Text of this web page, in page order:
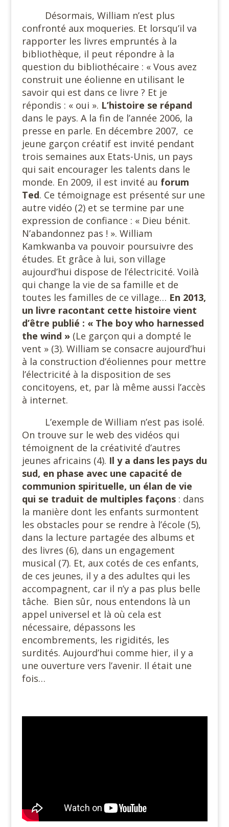
Désormais, William n’est plus
confronté aux moqueries. Et lorsqu’il va
rapporter les livres empruntés à la
bibliothèque, il peut répondre à la
question du bibliothécaire : « Vous avez
construit une éolienne en utilisant le
savoir qui est dans ce livre ? Et je
répondis : « oui ». L’histoire se répand
dans le pays. A la fin de l’année 2006, la
presse en parle. En décembre 2007, ce
jeune garçon créatif est invité pendant
trois semaines aux Etats-Unis, un pays
qui sait encourager les talents dans le
monde. En 2009, il est invité au forum
Ted. Ce témoignage est présenté sur une
autre vidéo (2) et se termine par une
expression de confiance : « Dieu bénit.
N’abandonnez pas ! ». William
Kamkwanba va pouvoir poursuivre des
études. Et grâce à lui, son village
aujourd’hui dispose de l’électricité. Voilà
qui change la vie de sa famille et de
toutes les familles de ce village… En 2013,
un livre racontant cette histoire vient
d’être publié : « The boy who harnessed
the wind » (Le garçon qui a dompté le
vent » (3). William se consacre aujourd’hui
à la construction d’éoliennes pour mettre
l’électricité à la disposition de ses
concitoyens, et, par là même aussi l’accès
à internet.
L’exemple de William n’est pas isolé.
On trouve sur le web des vidéos qui
témoignent de la créativité d’autres
jeunes africains (4). Il y a dans les pays du
sud, en phase avec une capacité de
communion spirituelle, un élan de vie
qui se traduit de multiples façons: dans
la manière dont les enfants surmontent
les obstacles pour se rendre à l’école (5),
dans la lecture partagée des albums et
des livres (6), dans un engagement
musical (7). Et, aux cotés de ces enfants,
de ces jeunes, il y a des adultes qui les
accompagnent, car il n’y a pas plus belle
tâche. Bien sûr, nous entendons là un
appel universel et là où cela est
nécessaire, dépassons les
encombrements, les rigidités, les
surdités. Aujourd’hui comme hier, il y a
une ouverture vers l’avenir. Il était une
fois…